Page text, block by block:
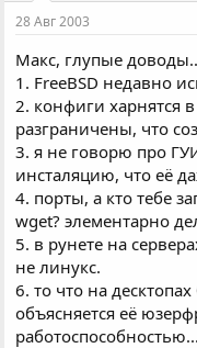
28 Авг 2003
Макс, глупые
1. FreeBSD недавно
2. конфиги харнятся
разграничены, что
3. я не говорю про
инсталяцию, что её
4. порты, а кто тебе
wget? элементарно
5. в рунете на
не линукс.
6. то что на
объясняется её
работоспособностью...